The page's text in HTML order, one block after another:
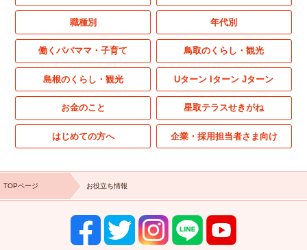
職種別 年代別
働くパパママ・子育て 鳥取のくらし・観光
島根のくらし・観光 Uターン Iターン Jターン
お金のこと 星取テラスせきがね
はじめての方へ 企業・採用担当者さま向け
TOPページ お役立ち情報